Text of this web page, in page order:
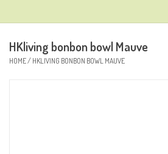
Woonaccessoires
HKliving bonbon bowl Mauve
HOME/ HKLIVING BONBON BOWL MAUVE